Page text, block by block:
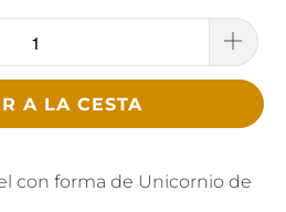
A LA CESTA
con forma de Unicornio de